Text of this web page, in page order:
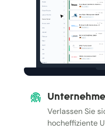
Verlassen Sie
hocheffiziente